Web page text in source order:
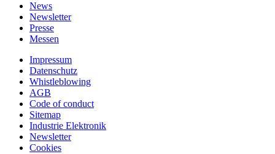
News
Newsletter
Presse
Messen
Impressum
Datenschutz
Whistleblowing
AGB
Code of conduct
Sitemap
Industrie Elektronik
Newsletter
Cookies